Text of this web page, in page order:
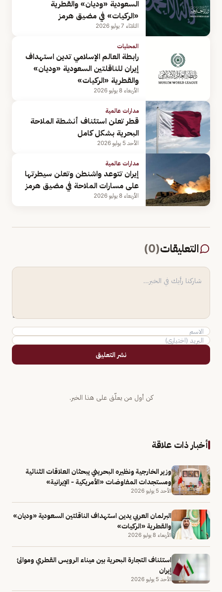
السعودية «وديان» والقطرية
«الركيات» في مضيق هرمز
الثلاثاء 7 يوليو 2026
المحليات
رابطة العالم الإسلامي تدين استهداف
إيران للناقلتين السعودية «وديان»
والقطرية «الركيات»
الأربعاء 8 يوليو 2026
مدارات عالمية
قطر تعلن استئناف أنشطة الملاحة
البحرية بشكل كامل
الأحد 5 يوليو 2026
مدارات عالمية
إيران تتوعد واشنطن وتعلن سيطرتها
على مسارات الملاحة في مضيق هرمز
الأربعاء 8 يوليو 2026
التعليقات(
0
)
نشر التعليق
كن أول من يعلّق على هذا الخبر.
أخبار ذات علاقة
وزير الخارجية ونظيره البحريني يبحثان العلاقات الثنائية
ومستجدات المفاوضات «الأمريكية - الإيرانية»
الأحد 5 يوليو 2026
البرلمان العربي يدين استهداف الناقلتين السعودية «وديان»
والقطرية «الركيات»
الأربعاء 8 يوليو 2026
استئناف التجارة البحرية بين ميناء الرويس القطري وموانئ
إيران
الأحد 5 يوليو 2026